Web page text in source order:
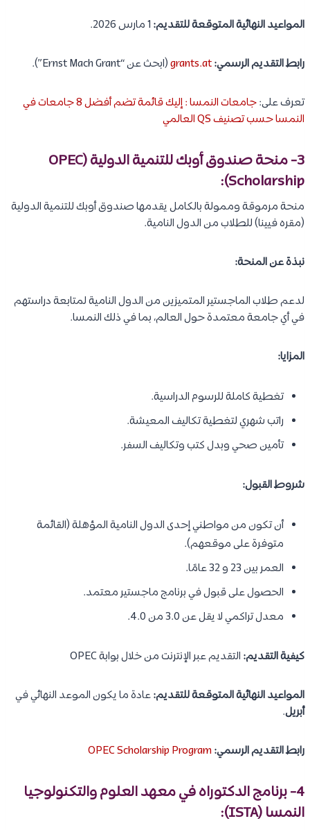
المواعيد النهائية المتوقعة للتقديم:
رابط التقديم الرسمي:grants.at(ابحث عن “Ernst Mach Grant”).
تعرف على:
جامعات النمسا : إليك قائمة تضم أفضل 8 جامعات في
النمسا حسب تصنيف QS العالمي
3- منحة صندوق أوبك للتنمية الدولية (OPEC
Scholarship):
منحة مرموقة وممولة بالكامل يقدمها صندوق أوبك للتنمية الدولية
(مقره فيينا) للطلاب من الدول النامية.
نبذة عن المنحة:
لدعم طلاب الماجستير المتميزين من الدول النامية لمتابعة دراستهم
في أي جامعة معتمدة حول العالم، بما في ذلك النمسا.
المزايا:
تغطية كاملة للرسوم الدراسية.
راتب شهري لتغطية تكاليف المعيشة.
تأمين صحي وبدل كتب وتكاليف السفر.
شروط القبول:
أن تكون من مواطني إحدى الدول النامية المؤهلة (القائمة
متوفرة على موقعهم).
العمر بين 23 و 32 عامًا.
الحصول على قبول في برنامج ماجستير معتمد.
معدل تراكمي لا يقل عن 3.0 من 4.0.
كيفية التقديم: التقديم عبر الإنترنت من خلال بوابة OPEC
المواعيد النهائية المتوقعة للتقديم:عادة ما يكون الموعد النهائي في
أبريل.
رابط التقديم الرسمي:OPEC Scholarship Program
4- برنامج الدكتوراه في معهد العلوم والتكنولوجيا
النمسا (ISTA):